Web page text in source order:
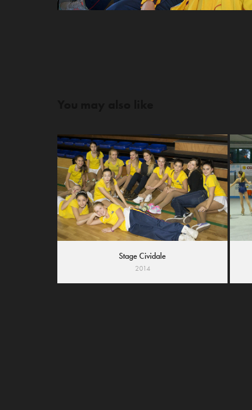
Stage Cividale
2014